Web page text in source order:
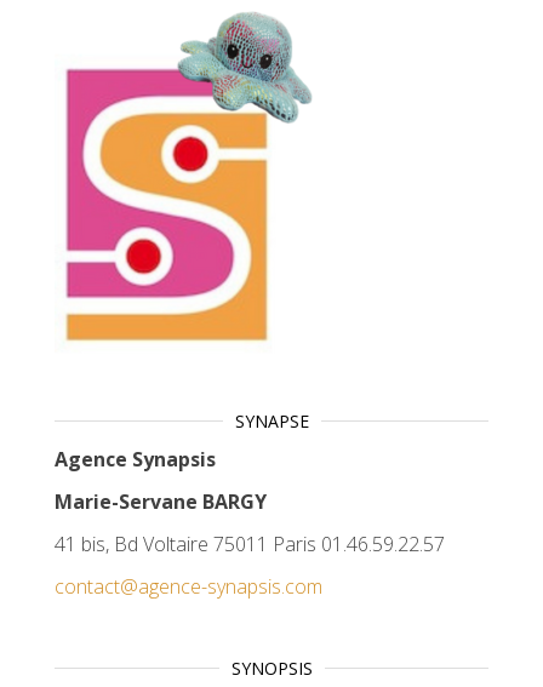
SYNAPSE
Agence Synapsis
Marie-Servane BARGY
41 bis, Bd Voltaire 75011 Paris 01.46.59.22.57
contact@agence-synapsis.com
SYNOPSIS